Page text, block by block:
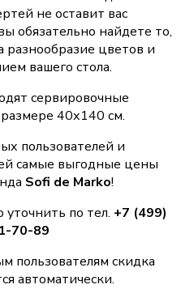
не оставит вас
обязательно найдете то,
разнообразие цветов и
вашего стола.
сервировочные
40х140 см.
пользователей и
самые выгодные цены
Sofi de Marko!
по тел. +7 (499)
70-89
пользователям скидка
автоматически.